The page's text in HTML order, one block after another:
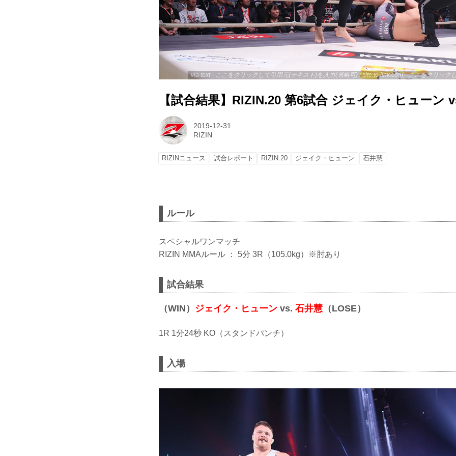
via text - ここをクリックして引用元(テキスト)を入力(省略可) / site.to.link.com - ここをクリック
【試合結果】RIZIN.20 第6試合 ジェイク・ヒューン
2019-12-31
RIZIN
RIZINニュース 試合レポート RIZIN.20 ジェイク・ヒューン 石井慧
ルール
スペシャルワンマッチ
RIZIN MMAルール ： 5分 3R（105.0kg）※肘あり
試合結果
（WIN） ジェイク・ヒューン vs. 石井慧 （LOSE）
1R 1分24秒 KO（スタンドパンチ）
入場